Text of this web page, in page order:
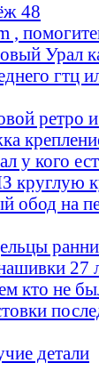
48
,
Урал
гтц
ретро
у кого
круглую
обод на
27
кто не
детали